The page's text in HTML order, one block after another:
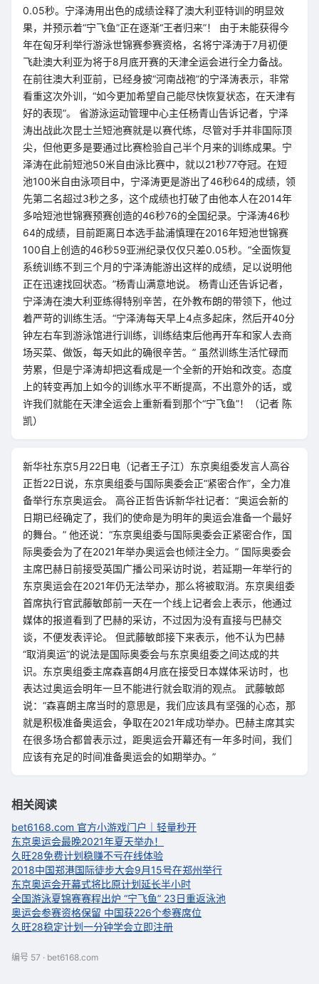
0.05秒。宁泽涛用出色的成绩诠释了澳大利亚特训的明显效
果，并预示着“宁飞鱼”正在逐渐“王者归来”！ 由于未能获得今
年在匈牙利举行游泳世锦赛参赛资格，名将宁泽涛于7月初便
飞赴澳大利亚为将于8月底开赛的天津全运会进行全力备战。
在前往澳大利亚前，已经身披“河南战袍”的宁泽涛表示，非常
看重这次外训，“如今更加希望自己能尽快恢复状态，在天津有
好的表现”。 省游泳运动管理中心主任杨青山告诉记者，宁泽
涛出战此次昆士兰短池赛就是以赛代练，尽管对手并非国际顶
尖，但他更多是要通过比赛检验自己半个月来的训练成果。宁
泽涛在此前短池50米自由泳比赛中，就以21秒77夺冠。在短
池100米自由泳项目中，宁泽涛更是游出了46秒64的成绩，领
先第二名超过3秒之多，这个成绩也打破了由他本人在2014年
多哈短池世锦赛预赛创造的46秒76的全国纪录。宁泽涛46秒
64的成绩，目前距离日本选手盐浦慎理在2016年短池世锦赛
100自上创造的46秒59亚洲纪录仅仅只差0.05秒。“全面恢复
系统训练不到三个月的宁泽涛能游出这样的成绩，足以说明他
正在迅速找回状态。”杨青山满意地说。 杨青山还告诉记者，
宁泽涛在澳大利亚练得特别辛苦，在外教布朗的带领下，他过
着严苛的训练生活。“宁泽涛每天早上4点多起床，然后开40分
钟左右车到游泳馆进行训练，训练结束后他再开车和家人去商
场买菜、做饭，每天如此的确很辛苦。” 虽然训练生活忙碌而
劳累，但是宁泽涛却把这看成是一个全新的开始和改变。态度
上的转变再加上如今的训练水平不断提高，不出意外的话，或
许我们就能在天津全运会上重新看到那个“宁飞鱼”！（记者 陈
凯）
新华社东京5月22日电（记者王子江）东京奥组委发言人高谷
正哲22日说，东京奥组委与国际奥委会正“紧密合作”，全力准
备举行东京奥运会。 高谷正哲告诉新华社记者：“奥运会新的
日期已经确定了，我们的使命是为明年的奥运会准备一个最好
的舞台。” 他还说：“东京奥组委与国际奥委会正紧密合作，国
际奥委会为了在2021年举办奥运会也倾注全力。” 国际奥委会
主席巴赫日前接受英国广播公司采访时说，若延期一年举行的
东京奥运会在2021年仍无法举办，那么将被取消。东京奥组委
首席执行官武藤敏郎前一天在一个线上记者会上表示，他通过
媒体的报道看到了巴赫的采访，不过因为没有直接与巴赫交
谈，不便发表评论。 但武藤敏郎接下来表示，他不认为巴赫
“取消奥运”的说法是国际奥委会与东京奥组委之间达成的共
识。东京奥组委主席森喜朗4月底在接受日本媒体采访时，也
表达过奥运会明年一旦不能进行就会取消的观点。 武藤敏郎
说：“森喜朗主席当时的意思是，我们应该具有坚强的心态，那
就是积极准备奥运会，争取在2021年成功举办。巴赫主席其实
在很多场合都曾表示过，距奥运会开幕还有一年多时间，我们
应该有充足的时间准备奥运会的如期举办。”
相关阅读
bet6168.com 官方小游戏门户｜轻量秒开
东京奥运会最晚2021年夏天举办！
久旺28免费计划稳赚不亏在线体验
2018中国郑港国际徒步大会9月15号在郑州举行
东京奥运会开幕式将比原计划延长半小时
全国游泳夏锦赛赛程出炉 “宁飞鱼” 23日重返泳池
奥运会参赛资格保留 中国获226个参赛席位
久旺28稳定计划一分钟学会立即注册
编号 57 · bet6168.com